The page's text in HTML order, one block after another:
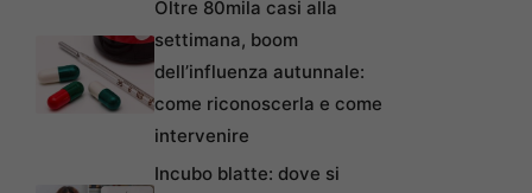
Oltre 80mila casi alla
settimana, boom
dell’influenza autunnale:
come riconoscerla e come
intervenire
Incubo blatte: dove si